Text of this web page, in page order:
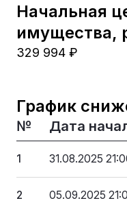
Начальная
имущества,
329 994 ₽
График
№ Дата
1 31.08.2025
2 05.09.2025